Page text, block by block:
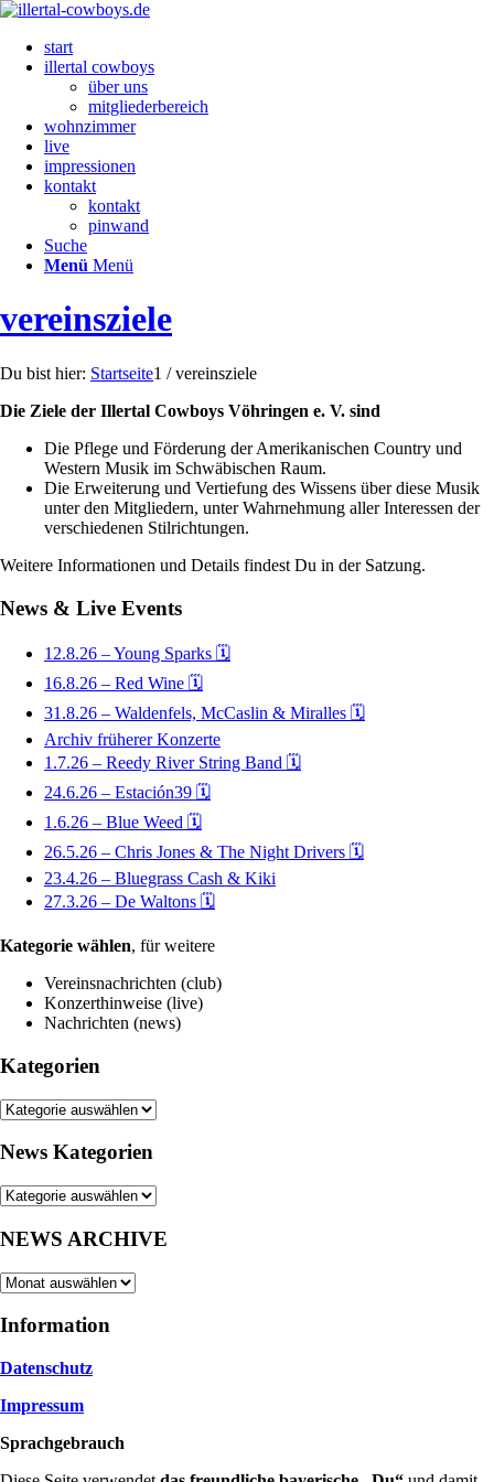
start
illertal cowboys
über uns
mitgliederbereich
wohnzimmer
live
impressionen
kontakt
kontakt
pinwand
Suche
Menü Menü
vereinsziele
Du bist hier: Startseite1 / vereinsziele
Die Ziele der Illertal Cowboys Vöhringen e. V. sind
Die Pflege und Förderung der Amerikanischen Country und
Western Musik im Schwäbischen Raum.
Die Erweiterung und Vertiefung des Wissens über diese Musik
unter den Mitgliedern, unter Wahrnehmung aller Interessen der
verschiedenen Stilrichtungen.
Weitere Informationen und Details findest Du in der Satzung.
News & Live Events
12.8.26 – Young Sparks 🗓
16.8.26 – Red Wine 🗓
31.8.26 – Waldenfels, McCaslin & Miralles 🗓
Archiv früherer Konzerte
1.7.26 – Reedy River String Band 🗓
24.6.26 – Estación39 🗓
1.6.26 – Blue Weed 🗓
26.5.26 – Chris Jones & The Night Drivers 🗓
23.4.26 – Bluegrass Cash & Kiki
27.3.26 – De Waltons 🗓
Kategorie wählen, für weitere
Vereinsnachrichten (club)
Konzerthinweise (live)
Nachrichten (news)
Kategorien
Kategorien
News Kategorien
News
NEWS ARCHIVE
NEWS
Information
Datenschutz
Impressum
Sprachgebrauch